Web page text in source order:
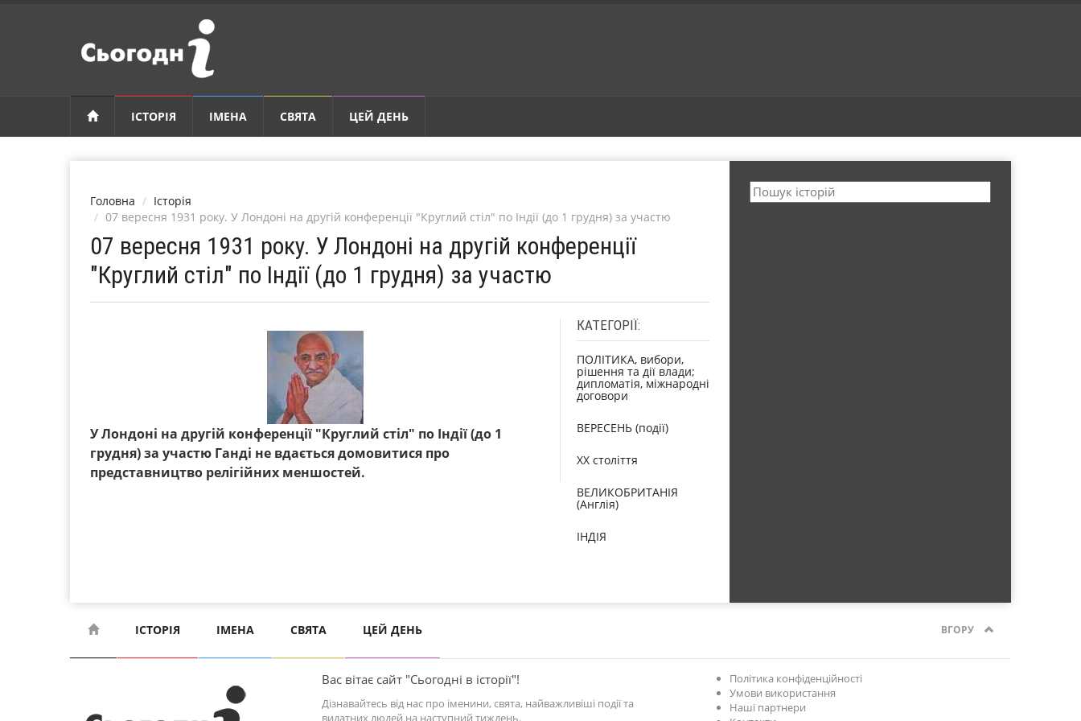
ІСТОРІЯ ІМЕНА СВЯТА ЦЕЙ ДЕНЬ
Головна
Історія
07 вересня 1931 року. У Лондоні на другій конференції "Круглий стіл" по Індії (до 1 грудня) за участю
07 вересня 1931 року. У Лондоні на другій конференції
"Круглий стіл" по Індії (до 1 грудня) за участю
У Лондоні на другій конференції "Круглий стіл" по Індії (до 1
грудня) за участю Ганді не вдається домовитися про
представництво релігійних меншостей.
КАТЕГОРІЇ:
ПОЛІТИКА, вибори,
рішення та дії влади;
дипломатія, міжнародні
договори
ВЕРЕСЕНЬ (події)
XX століття
ВЕЛИКОБРИТАНІЯ
(Англія)
ІНДІЯ
ІСТОРІЯ ІМЕНА СВЯТА ЦЕЙ ДЕНЬ ВГОРУ
Вас вітає сайт "Сьогодні в історії"!
Дізнавайтесь від нас про іменини, свята, найважливіші події та
видатних людей на наступний тиждень.
Політика конфіденційності
Умови використання
Наші партнери